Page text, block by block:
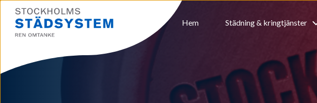
Hem Städning & kringtjänster